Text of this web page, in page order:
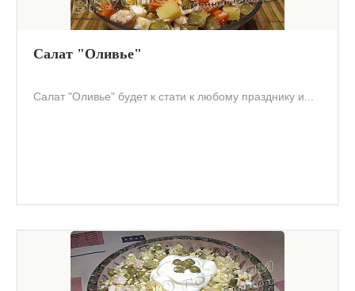
Салат "Оливье"
Салат "Оливье" будет к стати к любому празднику и...